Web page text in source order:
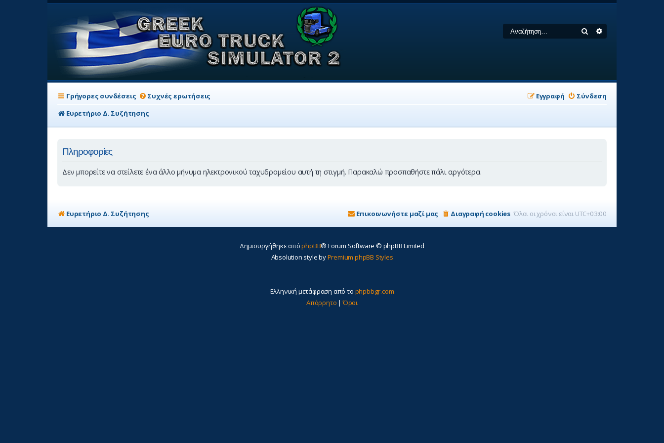
Αναζήτηση
Γρήγορες συνδέσεις Συχνές ερωτήσεις Σύνδεση
Εγγραφή
Ευρετήριο Δ. Συζήτησης
Πληροφορίες
Δεν μπορείτε να στείλετε ένα άλλο μήνυμα ηλεκτρονικού ταχυδρομείου αυτή τη στιγμή. Παρακαλώ προσπαθήστε πάλι αργότερα.
Ευρετήριο Δ. Συζήτησης Όλοι οι χρόνοι είναι UTC+03:00
Διαγραφή cookies
Επικοινωνήστε μαζί μας
Δημιουργήθηκε απόphpBB® Forum Software © phpBB Limited
Absolution style byPremium phpBB Styles
Ελληνική μετάφραση από το phpbbgr.com
Απόρρητο |Όροι